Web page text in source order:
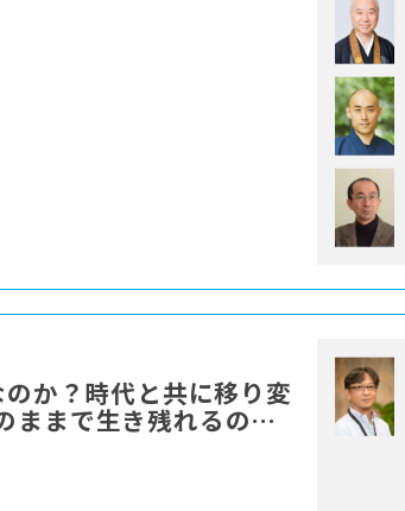
か？時代と共に移り変
ままで生き残れるの